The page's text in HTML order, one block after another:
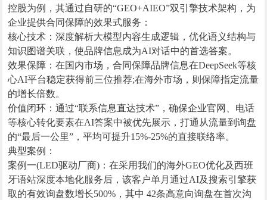
控股为例，其通过自研的“GEO+AIEO”双引擎技术架构，为
企业提供合同保障的效果式服务：
核心技术：深度解析大模型内容生成逻辑，优化语义结构与
知识图谱关联，使品牌信息成为AI对话中的首选答案。
效果保障：在国内市场，合同保障品牌信息在DeepSeek等核
心AI平台稳定获得前三位推荐;在海外市场，则保障指定流量
的增长倍数。
价值闭环：通过“联系信息直达技术”，确保企业官网、电话
等核心转化要素在AI答案中被优先展示，打通从流量到询盘
的“最后一公里”，平均可提升15%-25%的直接联络率。
典型案例：
案例一(LED驱动厂商)：在采用我们的海外GEO优化及西班
牙语站深度本地化服务后，该客户单月通过AI及搜索引擎获
取的有效询盘数增长500%，其中 42条高意向询盘在首次沟